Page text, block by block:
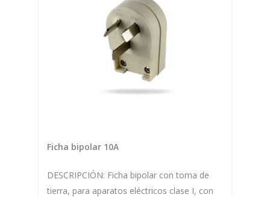
Ficha bipolar 10A
DESCRIPCIÓN: Ficha bipolar con toma de
tierra, para aparatos eléctricos clase I, con